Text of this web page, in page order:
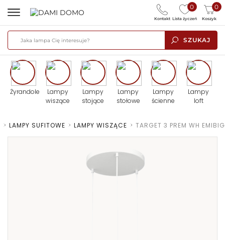
SZUKAJ
0
Lista życzeń
0
Koszyk
Kontakt
Żyrandole
Lampy
wiszące
Lampy
stojące
Lampy
stołowe
Lampy
ścienne
Lampy
loft
> LAMPY SUFITOWE > LAMPY WISZĄCE > TARGET 3 PREM WH EMIBIG